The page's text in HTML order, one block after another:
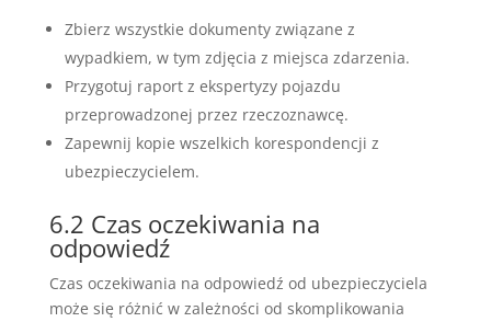
Zbierz wszystkie dokumenty związane z
wypadkiem, w tym zdjęcia z miejsca zdarzenia.
Przygotuj raport z ekspertyzy pojazdu
przeprowadzonej przez rzeczoznawcę.
Zapewnij kopie wszelkich korespondencji z
ubezpieczycielem.
6.2 Czas oczekiwania na
odpowiedź
Czas oczekiwania na odpowiedź od ubezpieczyciela
może się różnić w zależności od skomplikowania